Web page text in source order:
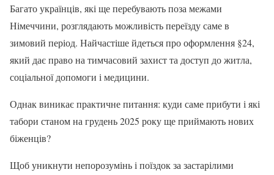
Багато українців, які ще перебувають поза межами
Німеччини, розглядають можливість переїзду саме в
зимовий період. Найчастіше йдеться про оформлення §24,
який дає право на тимчасовий захист та доступ до житла,
соціальної допомоги і медицини.
Однак виникає практичне питання: куди саме прибути і які
табори станом на грудень 2025 року ще приймають нових
біженців?
Щоб уникнути непорозумінь і поїздок за застарілими